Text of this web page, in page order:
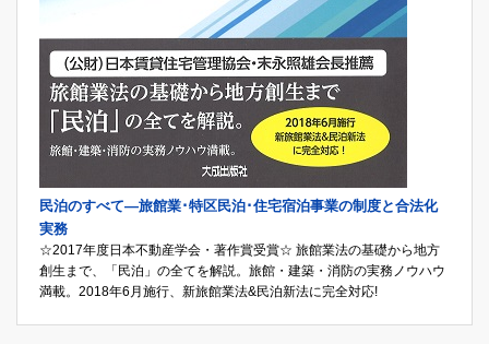
民泊のすべて―旅館業･特区民泊･住宅宿泊事業の制度と合法化
実務
☆2017年度日本不動産学会・著作賞受賞☆ 旅館業法の基礎から地方
創生まで、「民泊」の全てを解説。旅館・建築・消防の実務ノウハウ
満載。2018年6月施行、新旅館業法&民泊新法に完全対応!